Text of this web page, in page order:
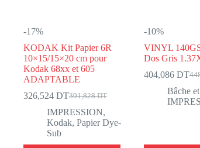
-17%
KODAK Kit Papier 6R
10×15/15×20 cm pour
Kodak 68xx et 605
ADAPTABLE
391,828DT
Le
prix
initial
391,828 DT.
326,524 DTLe
prix
actuel
326,524 DT.
IMPRESSION,
Kodak, Papier Dye-
Sub
-10%
VINYL
Dos Gris
Le
prix
404,086DTLe
prix
Bâche